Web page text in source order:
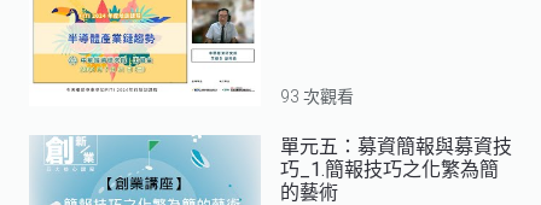
93 次觀看
單元五：募資簡報與募資技
巧_1.簡報技巧之化繁為簡
的藝術